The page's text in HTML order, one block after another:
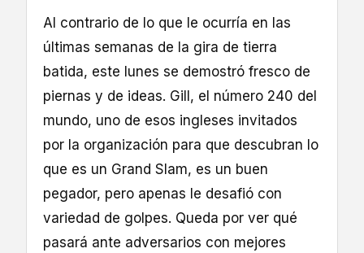
Al contrario de lo que le ocurría en las
últimas semanas de la gira de tierra
batida, este lunes se demostró fresco de
piernas y de ideas. Gill, el número 240 del
mundo, uno de esos ingleses invitados
por la organización para que descubran lo
que es un Grand Slam, es un buen
pegador, pero apenas le desafió con
variedad de golpes. Queda por ver qué
pasará ante adversarios con mejores